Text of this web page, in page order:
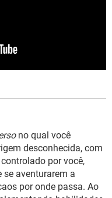
no qual você
desconhecida, com
por você,
se aventurarem a
por onde passa. Ao